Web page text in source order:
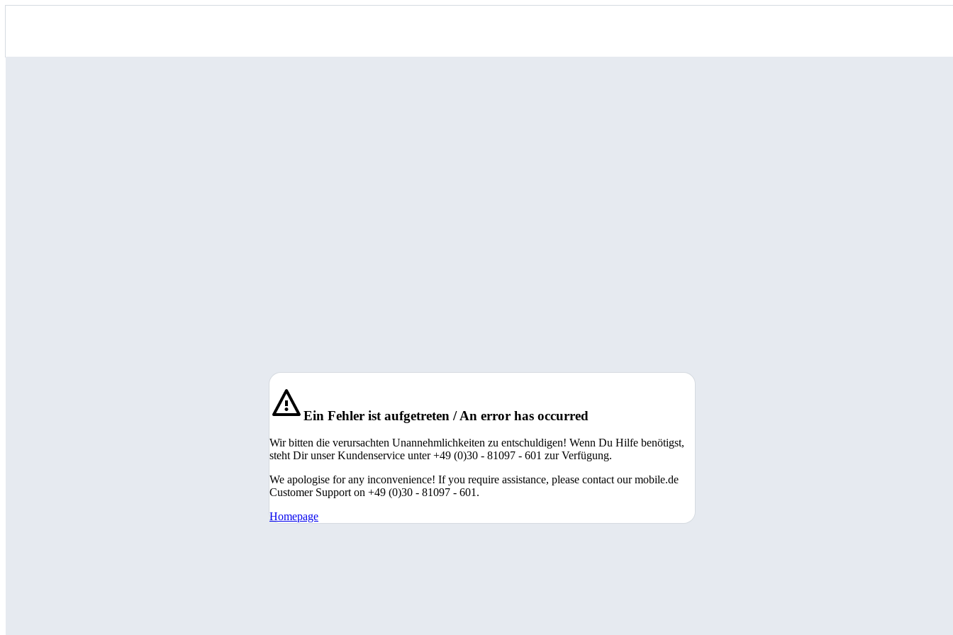
Ein Fehler ist aufgetreten / An error has occurred
Wir bitten die verursachten Unannehmlichkeiten zu entschuldigen! Wenn Du Hilfe benötigst,
steht Dir unser Kundenservice unter +49 (0)30 - 81097 - 601 zur Verfügung.
We apologise for any inconvenience! If you require assistance, please contact our mobile.de
Customer Support on +49 (0)30 - 81097 - 601.
Homepage